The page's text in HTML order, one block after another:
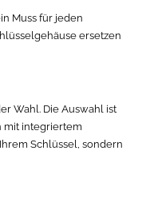
Muss für jeden
ersetzen
Wahl. Die Auswahl ist
mit integriertem
Schlüssel, sondern